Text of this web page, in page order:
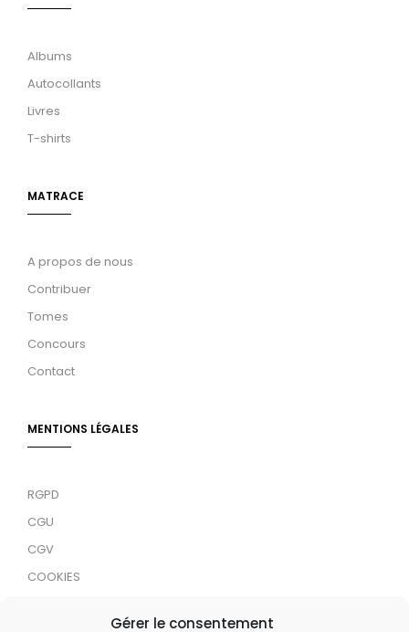
Gérer le consentement
Albums
Autocollants
Livres
T-shirts
MATRACE
A propos de nous
Contribuer
Tomes
Concours
Contact
MENTIONS LÉGALES
RGPD
CGU
CGV
COOKIES